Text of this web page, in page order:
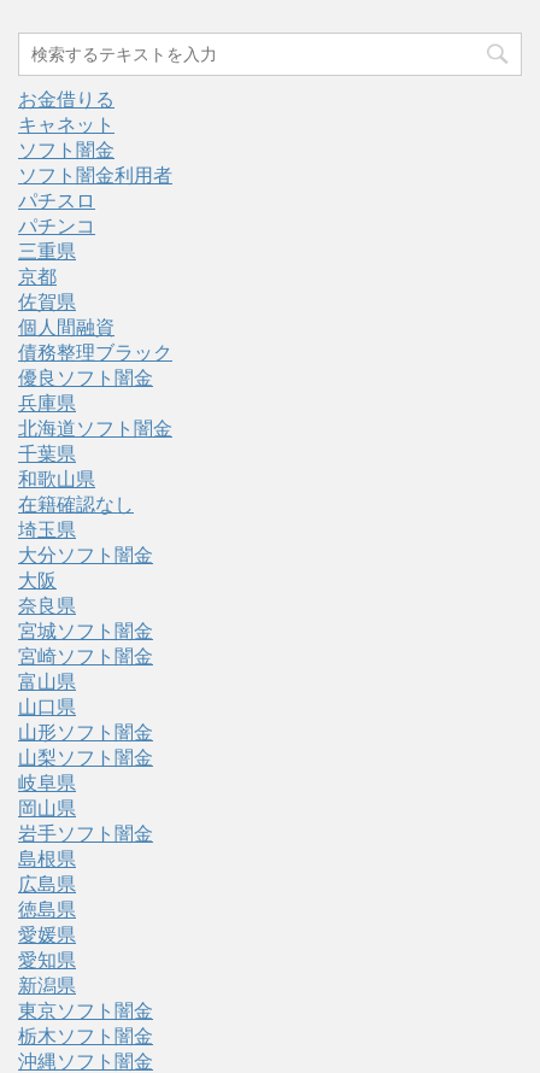
お金借りる
キャネット
ソフト闇金
ソフト闇金利用者
パチスロ
パチンコ
三重県
京都
佐賀県
個人間融資
債務整理ブラック
優良ソフト闇金
兵庫県
北海道ソフト闇金
千葉県
和歌山県
在籍確認なし
埼玉県
大分ソフト闇金
大阪
奈良県
宮城ソフト闇金
宮崎ソフト闇金
富山県
山口県
山形ソフト闇金
山梨ソフト闇金
岐阜県
岡山県
岩手ソフト闇金
島根県
広島県
徳島県
愛媛県
愛知県
新潟県
東京ソフト闇金
栃木ソフト闇金
沖縄ソフト闇金